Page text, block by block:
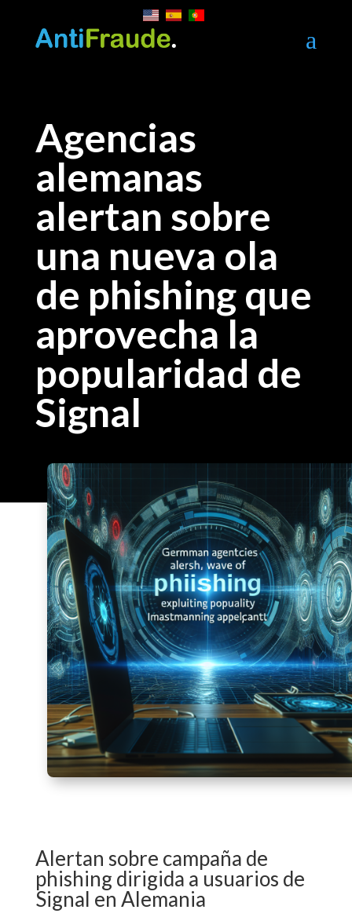
a
Agencias
alemanas
alertan sobre
una nueva ola
de phishing que
aprovecha la
popularidad de
Signal
Alertan sobre campaña de
phishing dirigida a usuarios de
Signal en Alemania